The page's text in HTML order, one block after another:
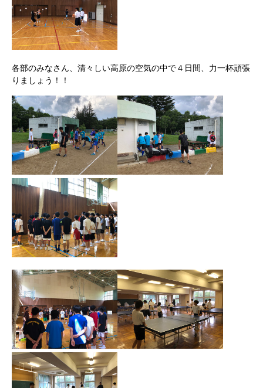
各部のみなさん、清々しい高原の空気の中で４日間、力一杯頑張
りましょう！！